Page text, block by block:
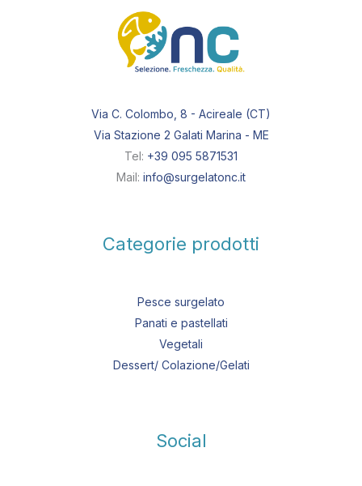
Via C. Colombo, 8 - Acireale (CT)
Via Stazione 2 Galati Marina - ME
Tel: +39 095 5871531
Mail: info@surgelatonc.it
Categorie prodotti
Pesce surgelato
Panati e pastellati
Vegetali
Dessert/ Colazione/Gelati
Social